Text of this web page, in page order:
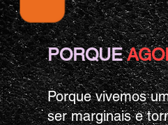
PORQUE
Porque vivemos
ser marginais e